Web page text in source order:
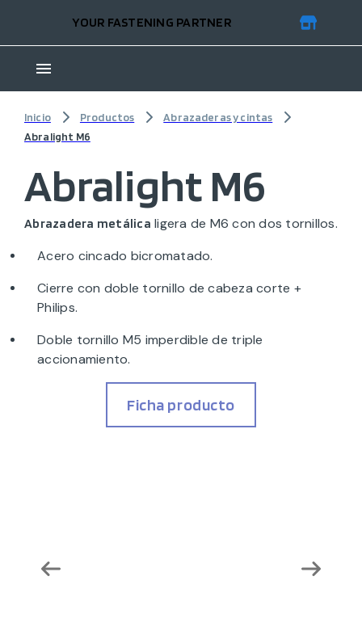
YOUR FASTENING PARTNER
Inicio Productos
Abrazaderas y cintas
Abralight M6
Abralight M6
Abrazadera metálica ligera de M6 con dos tornillos.
Acero cincado bicromatado.
Cierre con doble tornillo de cabeza corte +
Philips.
Doble tornillo M5 imperdible de triple
accionamiento.
Ficha producto